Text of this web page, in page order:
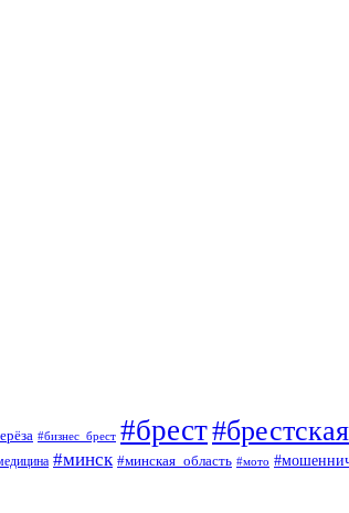
#бизнес_брест #брест
#минск #минская_область #мото